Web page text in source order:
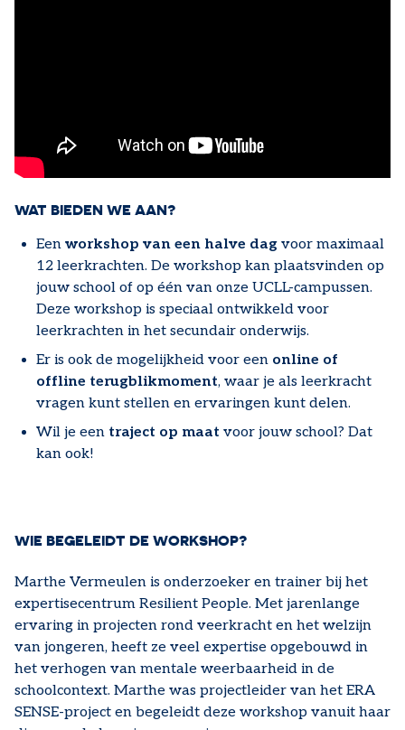
WAT BIEDEN WE AAN?
Een workshop van een halve dag voor maximaal
12 leerkrachten. De workshop kan plaatsvinden op
jouw school of op één van onze UCLL-campussen.
Deze workshop is speciaal ontwikkeld voor
leerkrachten in het secundair onderwijs.
Er is ook de mogelijkheid voor een online of
offline terugblikmoment, waar je als leerkracht
vragen kunt stellen en ervaringen kunt delen.
Wil je een traject op maat voor jouw school? Dat
kan ook!
WIE BEGELEIDT DE WORKSHOP?
Marthe Vermeulen is onderzoeker en trainer bij het
expertisecentrum Resilient People. Met jarenlange
ervaring in projecten rond veerkracht en het welzijn
van jongeren, heeft ze veel expertise opgebouwd in
het verhogen van mentale weerbaarheid in de
schoolcontext. Marthe was projectleider van het ERA
SENSE-project en begeleidt deze workshop vanuit haar